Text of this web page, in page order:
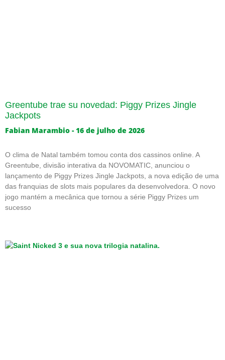
Greentube trae su novedad: Piggy Prizes Jingle
Jackpots
Fabian Marambio 16 de julho de 2026
O clima de Natal também tomou conta dos cassinos online. A
Greentube, divisão interativa da NOVOMATIC, anunciou o
lançamento de Piggy Prizes Jingle Jackpots, a nova edição de uma
das franquias de slots mais populares da desenvolvedora. O novo
jogo mantém a mecânica que tornou a série Piggy Prizes um
sucesso